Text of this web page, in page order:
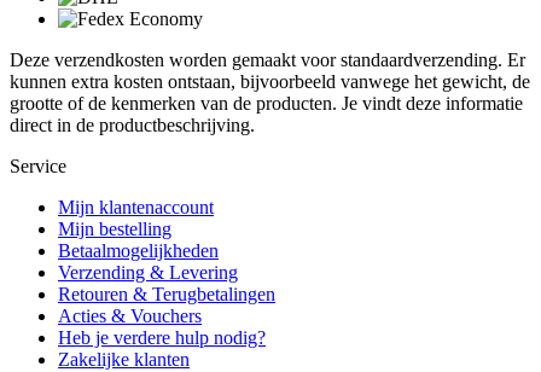
Deze verzendkosten worden gemaakt voor standaardverzending. Er
kunnen extra kosten ontstaan, bijvoorbeeld vanwege het gewicht, de
grootte of de kenmerken van de producten. Je vindt deze informatie
direct in de productbeschrijving.
Service
Mijn klantenaccount
Mijn bestelling
Betaalmogelijkheden
Verzending & Levering
Retouren & Terugbetalingen
Acties & Vouchers
Heb je verdere hulp nodig?
Zakelijke klanten